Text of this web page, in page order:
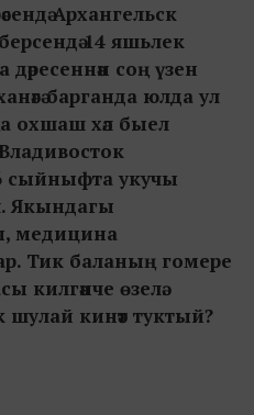
Архангельск
берсендә 14 яшьлек
соң үзен
барганда юлда ул
охшаш хәл быел
6 сыйныфта укучы
Якындагы
медицина
Тик баланың гомере
килгәнче өзелә.
шулай кинәт туктый?